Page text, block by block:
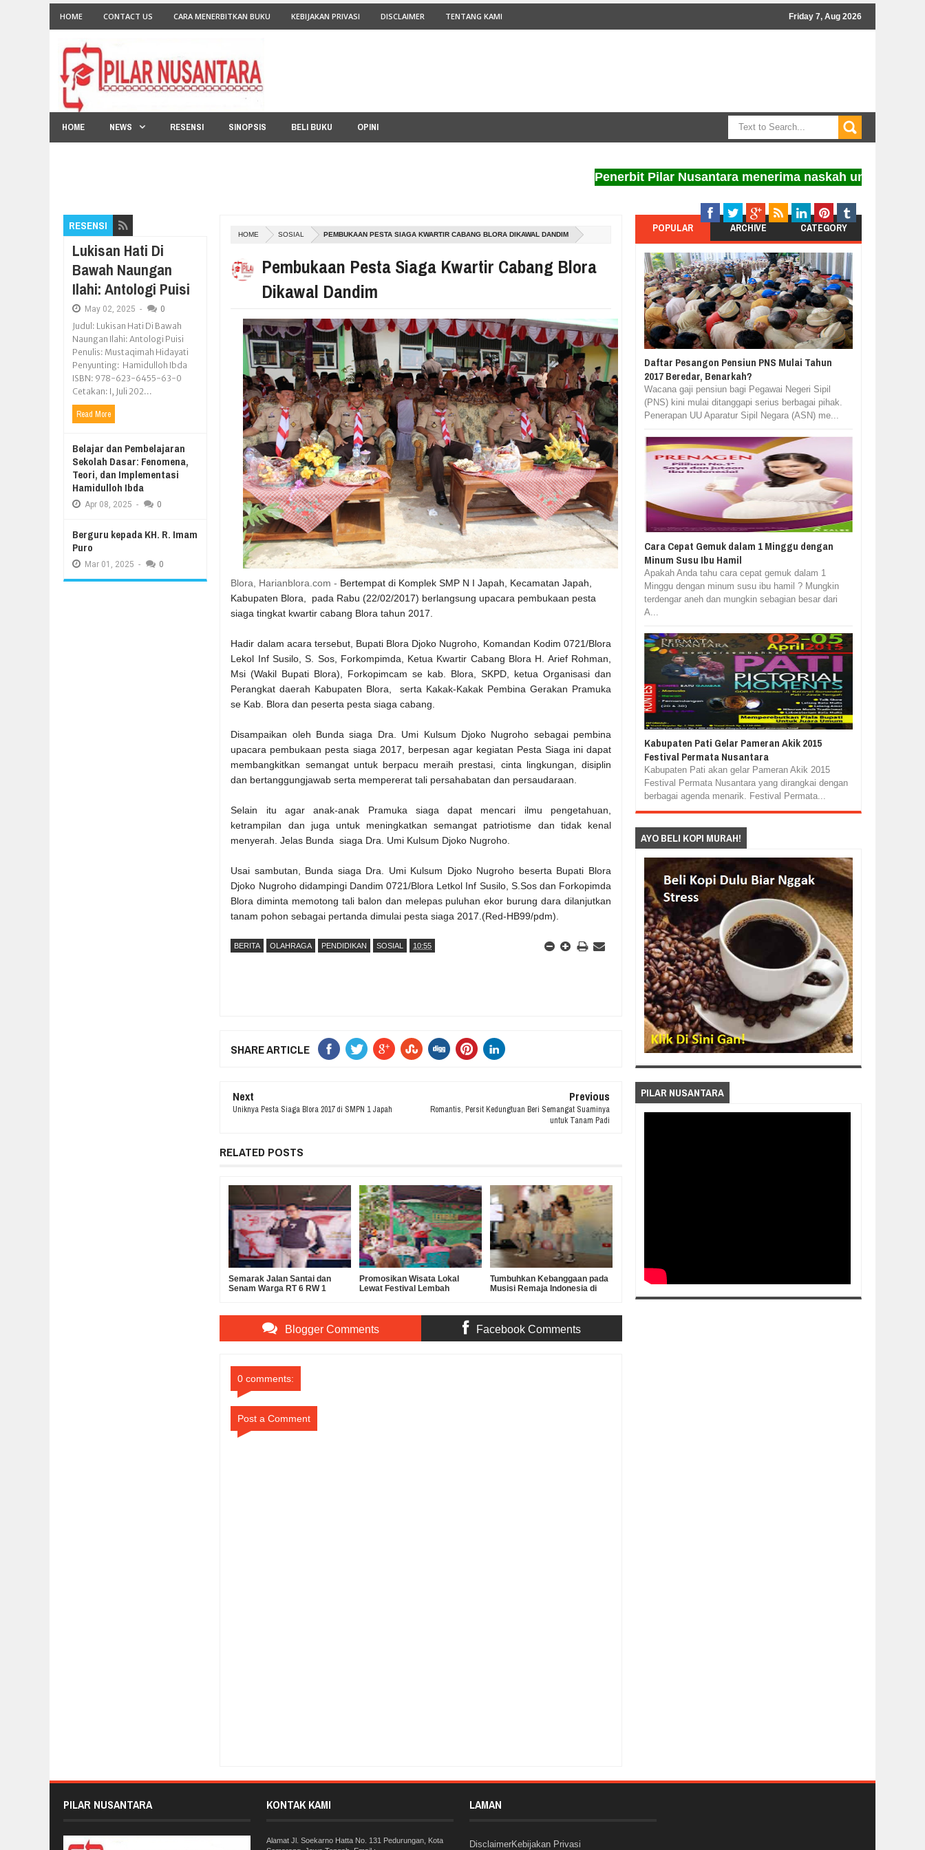
HOME CONTACT US CARA MENERBITKAN BUKU KEBIJAKAN PRIVASI DISCLAIMER TENTANG KAMI Friday 7, Aug 2026
HOME NEWS RESENSI SINOPSIS BELI BUKU OPINI
Penerbit Pilar Nusantara menerima naskah untuk
HOME SOSIAL PEMBUKAAN PESTA SIAGA KWARTIR CABANG BLORA DIKAWAL DANDIM
Pembukaan Pesta Siaga Kwartir Cabang Blora
Dikawal Dandim
Blora, Harianblora.com - Bertempat di Komplek SMP N I Japah, Kecamatan Japah,
Kabupaten Blora,
pada Rabu (22/02/2017) berlangsung upacara pembukaan pesta
siaga tingkat kwartir cabang Blora tahun 2017.
Hadir dalam acara tersebut, Bupati Blora Djoko Nugroho, Komandan Kodim 0721/Blora
Lekol Inf Susilo, S. Sos, Forkompimda, Ketua Kwartir Cabang Blora H. Arief Rohman,
Msi (Wakil Bupati Blora), Forkopimcam se kab. Blora, SKPD, ketua Organisasi dan
Perangkat daerah Kabupaten Blora, serta Kakak-Kakak Pembina Gerakan Pramuka
se Kab. Blora dan peserta pesta siaga cabang.
Disampaikan oleh Bunda siaga Dra. Umi Kulsum Djoko Nugroho sebagai pembina
upacara pembukaan pesta siaga 2017, berpesan agar kegiatan Pesta Siaga ini dapat
membangkitkan semangat untuk berpacu meraih prestasi, cinta lingkungan, disiplin
dan bertanggungjawab serta mempererat tali persahabatan dan persaudaraan.
Selain itu agar anak-anak Pramuka siaga dapat mencari ilmu pengetahuan,
ketrampilan dan juga untuk meningkatkan semangat patriotisme dan tidak kenal
menyerah. Jelas Bunda siaga Dra. Umi Kulsum Djoko Nugroho.
Usai sambutan, Bunda siaga Dra. Umi Kulsum Djoko Nugroho beserta Bupati Blora
Djoko Nugroho didampingi Dandim 0721/Blora Letkol Inf Susilo, S.Sos dan Forkopimda
Bloradiminta memotong tali balon dan melepas puluhan ekor burung dara dilanjutkan
tanam pohon sebagai pertanda dimulai pesta siaga 2017.(Red-HB99/pdm).
BERITA OLAHRAGA PENDIDIKAN SOSIAL 10:55
SHARE ARTICLE
Next
Uniknya Pesta Siaga Blora 2017 di SMPN 1 Japah
Previous
Romantis, Persit Kedungtuan Beri Semangat Suaminya
untuk Tanam Padi
RELATED POSTS
Semarak Jalan Santai dan
Senam Warga RT 6 RW 1
Promosikan Wisata Lokal
Lewat Festival Lembah
Tumbuhkan Kebanggaan pada
Musisi Remaja Indonesia di
Blogger Comments Facebook Comments
0 comments:
Post a Comment
RESENSI
Lukisan Hati Di
Bawah Naungan
Ilahi: Antologi Puisi
May 02, 2025 - 0
Judul: Lukisan Hati Di Bawah
Naungan Ilahi: Antologi Puisi
Penulis: Mustaqimah Hidayati
Penyunting: Hamidulloh Ibda
ISBN: 978-623-6455-63-0
Cetakan: I, Juli 202...
Read More
Belajar dan Pembelajaran
Sekolah Dasar: Fenomena,
Teori, dan Implementasi
Hamidulloh Ibda
Apr 08, 2025 - 0
Berguru kepada KH. R. Imam
Puro
Mar 01, 2025 - 0
POPULAR ARCHIVE CATEGORY
Daftar Pesangon Pensiun PNS Mulai Tahun
2017 Beredar, Benarkah?
Wacana gaji pensiun bagi Pegawai Negeri Sipil
(PNS) kini mulai ditanggapi serius berbagai pihak.
Penerapan UU Aparatur Sipil Negara (ASN) me...
Cara Cepat Gemuk dalam 1 Minggu dengan
Minum Susu Ibu Hamil
Apakah Anda tahu cara cepat gemuk dalam 1
Minggu dengan minum susu ibu hamil ? Mungkin
terdengar aneh dan mungkin sebagian besar dari
A...
Kabupaten Pati Gelar Pameran Akik 2015
Festival Permata Nusantara
Kabupaten Pati akan gelar Pameran Akik 2015
Festival Permata Nusantara yang dirangkai dengan
berbagai agenda menarik. Festival Permata...
AYO BELI KOPI MURAH!
PILAR NUSANTARA
PILAR NUSANTARA KONTAK KAMI
Alamat Jl. Soekarno Hatta No. 131 Pedurungan, Kota
LAMAN
DisclaimerKebijakan Privasi